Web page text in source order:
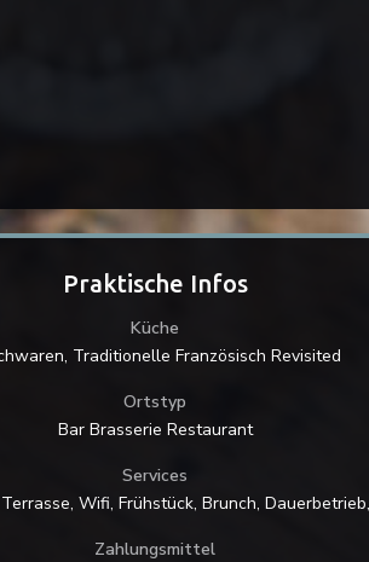
Praktische Infos
Küche
Traditionelle Französisch Revisited
Ortstyp
Bar Brasserie Restaurant
Services
Wifi, Frühstück, Brunch,
Zahlungsmittel